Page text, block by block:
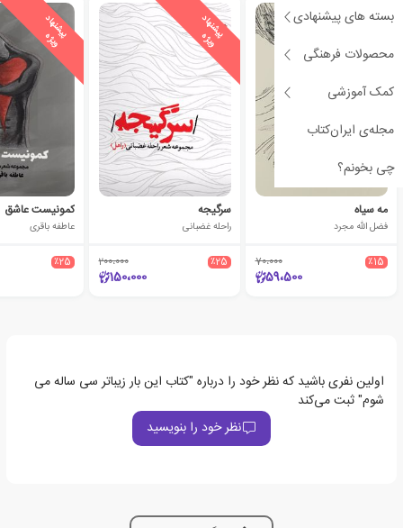
بسته های پیشنهادی
محصولات فرهنگی
کمک آموزشی
مجله‌ی ایران‌کتاب
چی بخونم؟
مه سیاه
فضل الله مجرد
٪15 70،000
59،500
پ
ی
ش
ن
ه
ا
د
و
ی
ژ
ه
سرگیجه
راحله غضبانی
٪25 200،000
150،000
پ
ی
ش
ن
ه
ا
د
و
ی
ژ
ه
کمونیست عاشق
عاطفه باقری
٪25
اولین نفری باشید که نظر خود را درباره "کتاب این بار زیباتر سی ساله می
شوم" ثبت می‌کند
نظر خود را بنویسید